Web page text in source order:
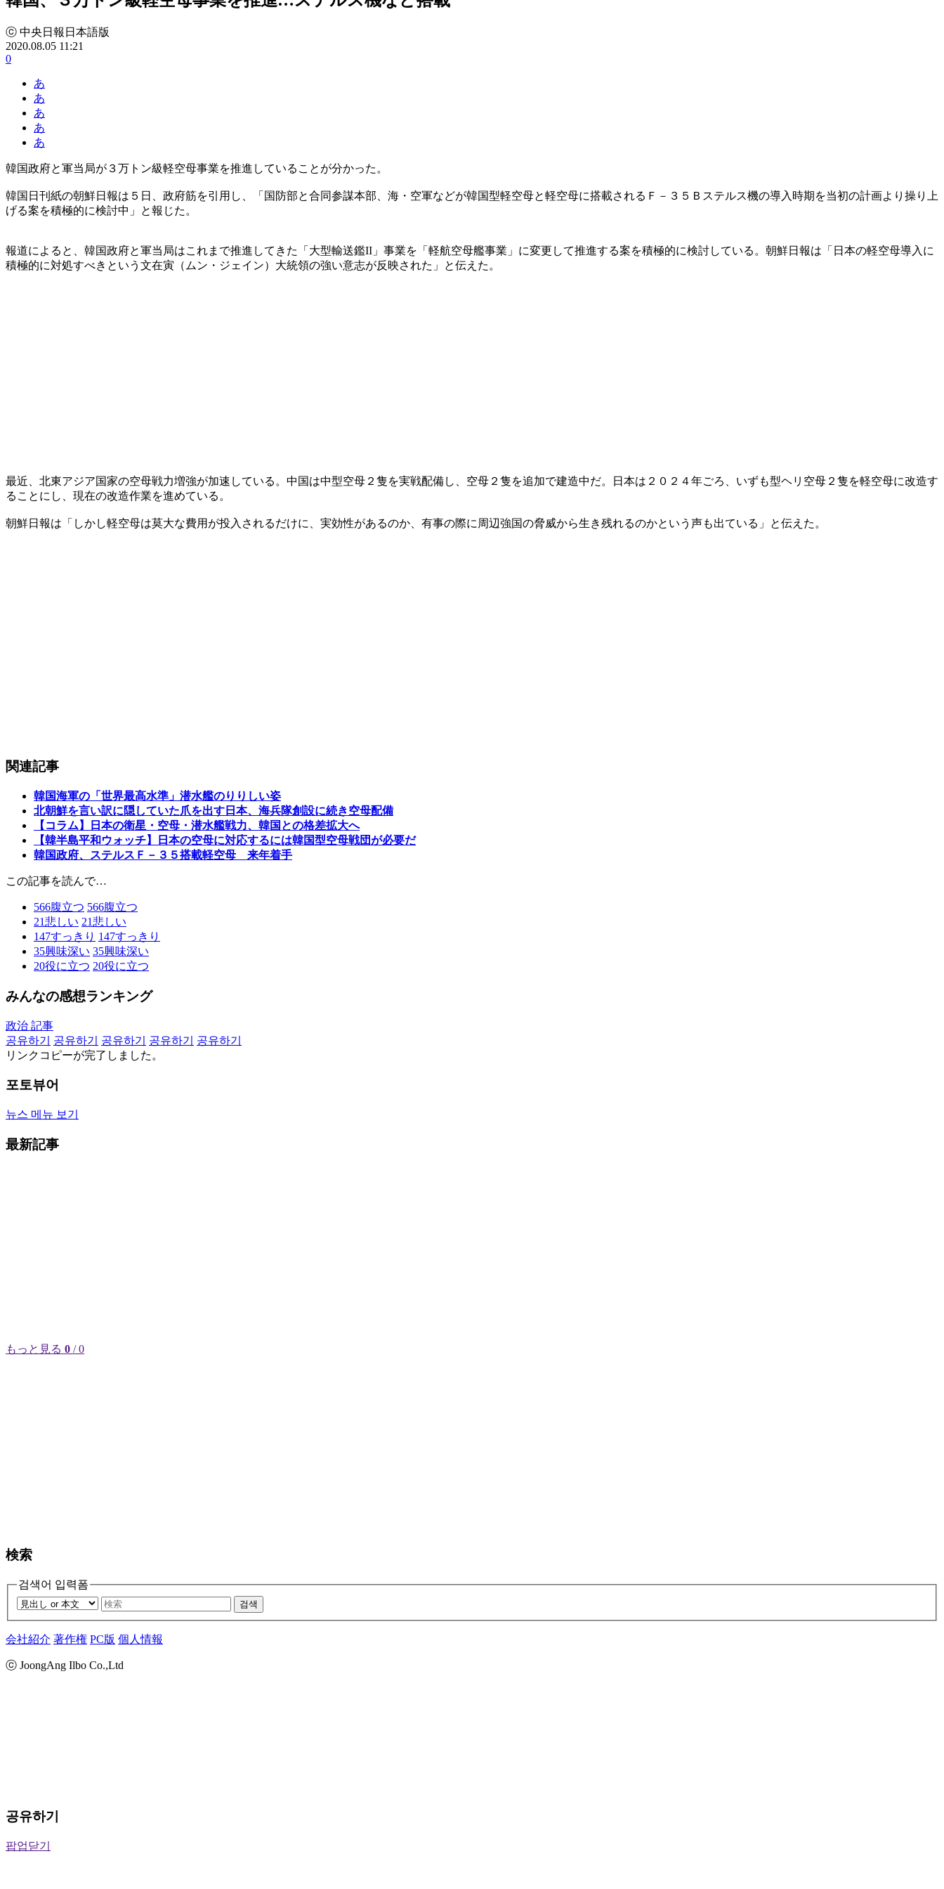
ⓒ 中央日報日本語版
2020.08.05 11:21
0
あ
あ
あ
あ
あ
韓国政府と軍当局が３万トン級軽空母事業を推進していることが分かった。
韓国日刊紙の朝鮮日報は５日、政府筋を引用し、「国防部と合同参謀本部、海・空軍などが韓国型軽空母と軽空母に搭載されるＦ－３５Ｂステルス機の導入時期を当初の計画より操り上
げる案を積極的に検討中」と報じた。
報道によると、韓国政府と軍当局はこれまで推進してきた「大型輸送鑑II」事業を「軽航空母艦事業」に変更して推進する案を積極的に検討している。朝鮮日報は「日本の軽空母導入に
積極的に対処すべきという文在寅（ムン・ジェイン）大統領の強い意志が反映された」と伝えた。
最近、北東アジア国家の空母戦力増強が加速している。中国は中型空母２隻を実戦配備し、空母２隻を追加で建造中だ。日本は２０２４年ごろ、いずも型ヘリ空母２隻を軽空母に改造す
ることにし、現在の改造作業を進めている。
朝鮮日報は「しかし軽空母は莫大な費用が投入されるだけに、実効性があるのか、有事の際に周辺強国の脅威から生き残れるのかという声も出ている」と伝えた。
関連記事
韓国海軍の「世界最高水準」潜水艦のりりしい姿
北朝鮮を言い訳に隠していた爪を出す日本、海兵隊創設に続き空母配備
【コラム】日本の衛星・空母・潜水艦戦力、韓国との格差拡大へ
【韓半島平和ウォッチ】日本の空母に対応するには韓国型空母戦団が必要だ
韓国政府、ステルスＦ－３５搭載軽空母 来年着手
この記事を読んで…
566腹立つ 566腹立つ
21悲しい 21悲しい
147すっきり 147すっきり
35興味深い 35興味深い
20役に立つ 20役に立つ
みんなの感想ランキング
政治 記事
공유하기
공유하기 공유하기 공유하기
공유하기
リンクコピーが完了しました。
포토뷰어
뉴스 메뉴 보기
最新記事
もっと見る 0 / 0
検索
검색어 입력폼
검색
会社紹介 著作権 PC版 個人情報
ⓒ JoongAng Ilbo Co.,Ltd
공유하기
팝업닫기